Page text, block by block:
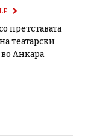
претставата
театарски
Анкара